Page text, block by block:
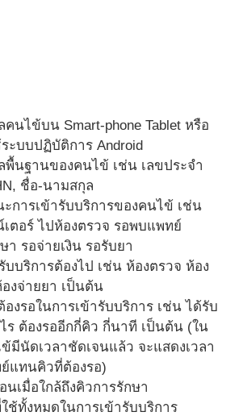
นไข้บน Smart-phone Tablet หรือ
ะบบปฏิบัติการ Android
พื้นฐานของคนไข้ เช่น เลขประจำ
ชื่อ-นามสกุล
ะการเข้ารับบริการของคนไข้ เช่น
ตอร์ ไปห้องตรวจ รอพบแพทย์
า รอจ่ายเงิน รอรับยา
บริการต้องไป เช่น ห้องตรวจ ห้อง
องจ่ายยา เป็นต้น
งรอในการเข้ารับบริการ เช่น ได้รับ
ร ต้องรออีกกี่คิว กี่นาที เป็นต้น (ใน
มีนัดเวลาชัดเจนแล้ว จะแสดงเวลา
แทนคิวที่ต้องรอ)
นเมื่อใกล้ถึงคิวการรักษา
ช้ทั้งหมดในการเข้ารับบริการ